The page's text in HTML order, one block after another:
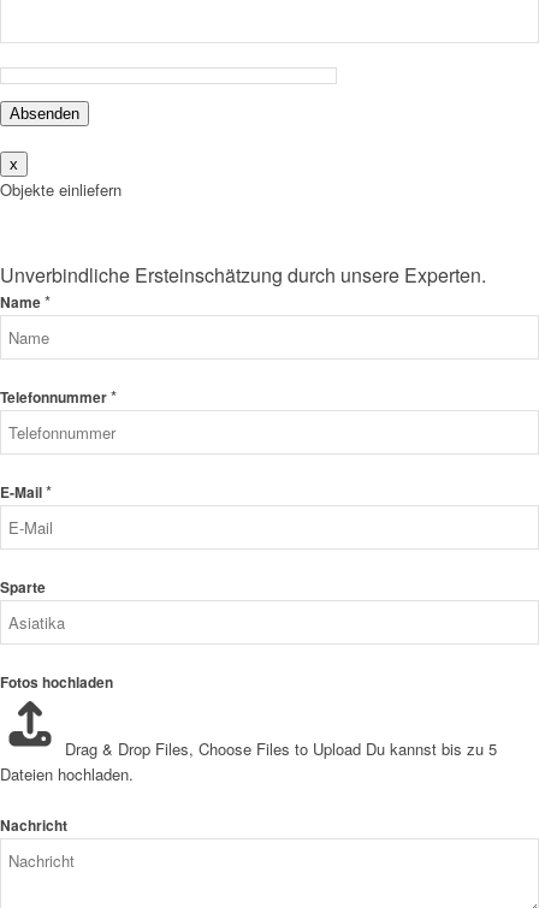
Absenden
x
Objekte einliefern
Unverbindliche Ersteinschätzung durch unsere Experten.
Name*
Telefonnummer*
E-Mail*
Sparte
Fotos hochladen
Drag & Drop Files, Choose Files to Upload Du kannst bis zu 5
Dateien hochladen.
Nachricht